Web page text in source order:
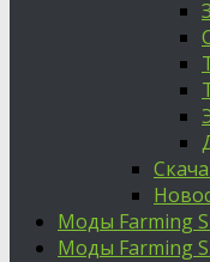
Моды Farming
Моды Farming